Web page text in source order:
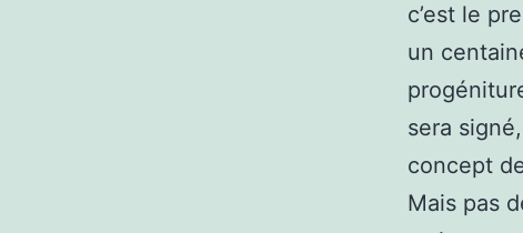
c’est le
un
sera
concept
Mais pas